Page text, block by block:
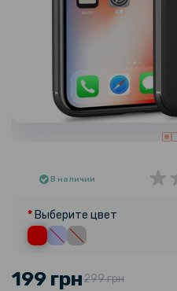
В наличии
Выберите цвет
199 грн299 грн